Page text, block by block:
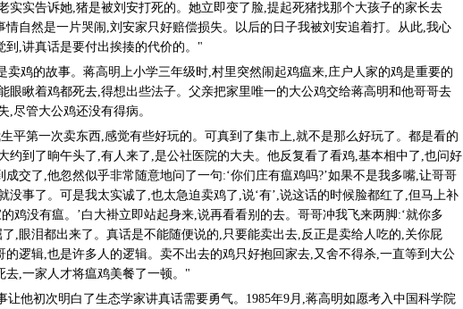
实实告诉她,猪是被刘安打死的。她立即变了脸,提起死猪找那个大孩子的家长去
情自然是一片哭闹,刘安家只好赔偿损失。以后的日子我被刘安追着打。从此,我心
到,讲真话是要付出挨揍的代价的。"
卖鸡的故事。蒋高明上小学三年级时,村里突然闹起鸡瘟来,庄户人家的鸡是重要的
眼瞅着鸡都死去,得想出些法子。父亲把家里唯一的大公鸡交给蒋高明和他哥哥去
,尽管大公鸡还没有得病。
平第一次卖东西,感觉有些好玩的。可真到了集市上,就不是那么好玩了。都是看的
约到了晌午头了,有人来了,是公社医院的大夫。他反复看了看鸡,基本相中了,也问好
成交了,他忽然似乎非常随意地问了一句:‘你们庄有瘟鸡吗?’如果不是我多嘴,让哥哥
没事了。可是我太实诚了,也太急迫卖鸡了,说‘有’,说这话的时候脸都红了,但马上补
的鸡没有瘟。’白大褂立即站起身来,说再看看别的去。哥哥冲我飞来两脚:‘就你多
了,眼泪都出来了。真话是不能随便说的,只要能卖出去,反正是卖给人吃的,关你屁
的逻辑,也是许多人的逻辑。卖不出去的鸡只好抱回家去,又舍不得杀,一直等到大公
去,一家人才将瘟鸡美餐了一顿。"
让他初次明白了生态学家讲真话需要勇气。1985年9月,蒋高明如愿考入中国科学院